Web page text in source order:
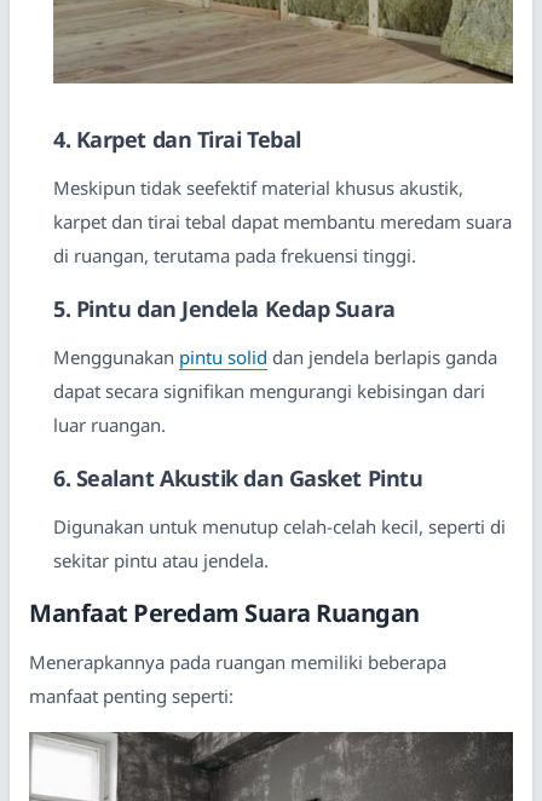
4. Karpet dan Tirai Tebal
Meskipun tidak seefektif material khusus akustik,
karpet dan tirai tebal dapat membantu meredam suara
di ruangan, terutama pada frekuensi tinggi.
5. Pintu dan Jendela Kedap Suara
Menggunakan pintu solid dan jendela berlapis ganda
dapat secara signifikan mengurangi kebisingan dari
luar ruangan.
6. Sealant Akustik dan Gasket Pintu
Digunakan untuk menutup celah-celah kecil, seperti di
sekitar pintu atau jendela.
Manfaat Peredam Suara Ruangan
Menerapkannya pada ruangan memiliki beberapa
manfaat penting seperti: